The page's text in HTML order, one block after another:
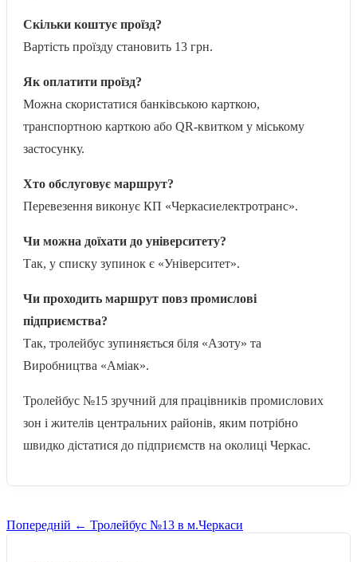
Скільки коштує проїзд?
Вартість проїзду становить 13 грн.
Як оплатити проїзд?
Можна скористатися банківською карткою,
транспортною карткою або QR-квитком у міському
застосунку.
Хто обслуговує маршрут?
Перевезення виконує КП «Черкасиелектротранс».
Чи можна доїхати до університету?
Так, у списку зупинок є «Університет».
Чи проходить маршрут повз промислові
підприємства?
Так, тролейбус зупиняється біля «Азоту» та
Виробництва «Аміак».
Тролейбус №15 зручний для працівників промислових
зон і жителів центральних районів, яким потрібно
швидко дістатися до підприємств на околиці Черкас.
Навігація
Попередній
маршрут
Попередній ← Тролейбус №13 в м.Черкаси